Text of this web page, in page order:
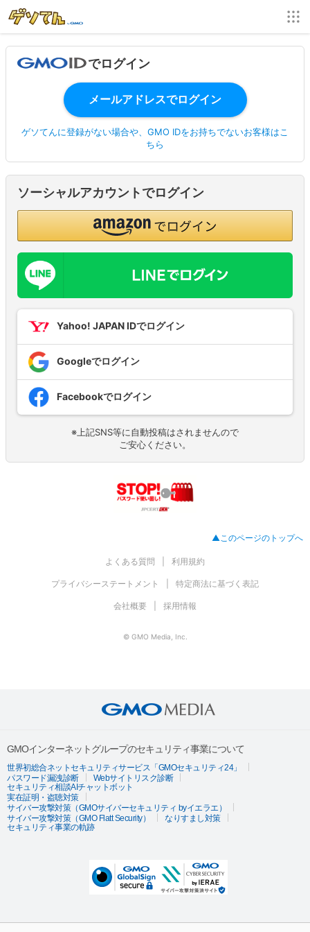
でログイン
ゲソてんに登録がない場合や、GMO IDをお持ちでないお客様はこ
ちら
ソーシャルアカウントでログイン
Yahoo! JAPAN IDでログイン
Googleでログイン
Facebookでログイン
※上記SNS等に自動投稿はされませんので
ご安心ください。
▲このページのトップへ
よくある質問 利用規約
プライバシーステートメント 特定商法に基づく表記
会社概要 採用情報
© GMO Media, Inc.
GMOインターネットグループのセキュリティ事業について
世界初総合ネットセキュリティサービス「GMOセキュリティ24」
パスワード漏洩診断
Webサイトリスク診断
セキュリティ相談AIチャットボット
実在証明・盗聴対策
サイバー攻撃対策（GMOサイバーセキュリティ byイエラエ）
サイバー攻撃対策（GMO Flatt Security）
なりすまし対策
セキュリティ事業の軌跡